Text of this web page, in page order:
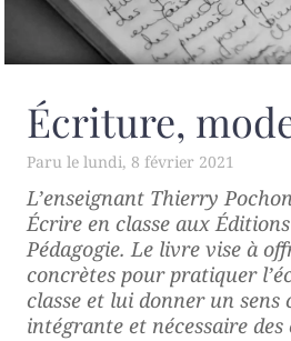
Écriture,
lundi, 8 février 2021
L’enseignant Thierry
Écrire en classe aux
Pédagogie. Le livre vise à
concrètes pour pratiquer
classe et lui donner un sens
intégrante et nécessaire